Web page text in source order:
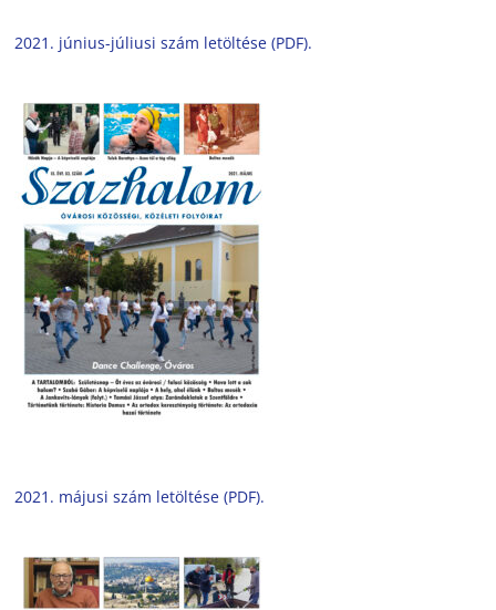
2021. június-júliusi szám letöltése (PDF).
2021. májusi szám letöltése (PDF).